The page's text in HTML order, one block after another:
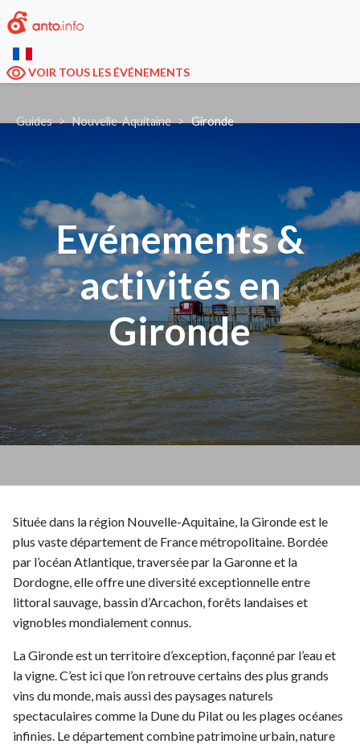
VOIR TOUS LES ÉVÉNEMENTS
Guides Nouvelle-Aquitaine Gironde
Evénements &
activités en
Gironde
Située dans la région Nouvelle-Aquitaine, la Gironde est le
plus vaste département de France métropolitaine. Bordée
par l’océan Atlantique, traversée par la Garonne et la
Dordogne, elle offre une diversité exceptionnelle entre
littoral sauvage, bassin d’Arcachon, forêts landaises et
vignobles mondialement connus.
La Gironde est un territoire d’exception, façonné par l’eau et
la vigne. C’est ici que l’on retrouve certains des plus grands
vins du monde, mais aussi des paysages naturels
spectaculaires comme la Dune du Pilat ou les plages océanes
infinies. Le département combine patrimoine urbain, nature